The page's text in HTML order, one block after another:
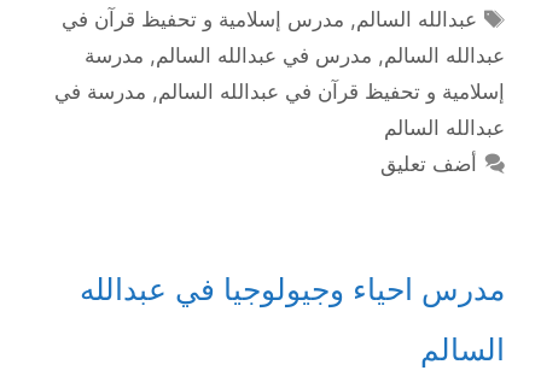
الوسوم
عبدالله السالم, مدرس إسلامية و تحفيظ قرآن في
عبدالله السالم, مدرس في عبدالله السالم, مدرسة
إسلامية و تحفيظ قرآن في عبدالله السالم, مدرسة في
عبدالله السالم
أضف تعليق
مدرس احياء وجيولوجيا في عبدالله
السالم